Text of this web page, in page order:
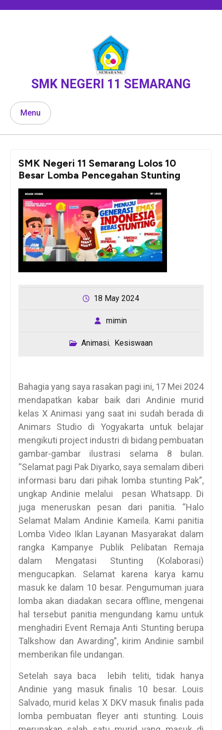
SMK NEGERI 11 SEMARANG
Menu
SMK Negeri 11 Semarang Lolos 10
Besar Lomba Pencegahan Stunting
18 May 2024
mimin
Animasi, Kesiswaan
Bahagia yang saya rasakan pagi ini, 17 Mei 2024
mendapatkan kabar baik dari Andinie murid
kelas X Animasi yang saat ini sudah berada di
Animars Studio di Yogyakarta untuk belajar
mengikuti project industri di bidang pembuatan
gambar-gambar ilustrasi selama 8 bulan.
“Selamat pagi Pak Diyarko, saya semalam diberi
informasi baru dari pihak lomba stunting Pak”,
ungkap Andinie melalui pesan Whatsapp. Di
juga meneruskan pesan dari panitia. “Halo
Selamat Malam Andinie Kameila. Kami panitia
Lomba Video Iklan Layanan Masyarakat dalam
rangka Kampanye Publik Pelibatan Remaja
dalam Mengatasi Stunting (Kolaborasi)
mengucapkan. Selamat karena karya kamu
masuk ke dalam 10 besar. Pengumuman juara
lomba akan diadakan secara offline, mengenai
hal tersebut panitia mengundang kamu untuk
menghadiri Event Remaja Anti Stunting berupa
Talkshow dan Awarding”, kirim Andinie sambil
memberikan file undangan.
Setelah saya baca lebih teliti, tidak hanya
Andinie yang masuk finalis 10 besar. Louis
Salvado, murid kelas X DKV masuk finalis pada
lomba pembuatan fleyer anti stunting. Louis